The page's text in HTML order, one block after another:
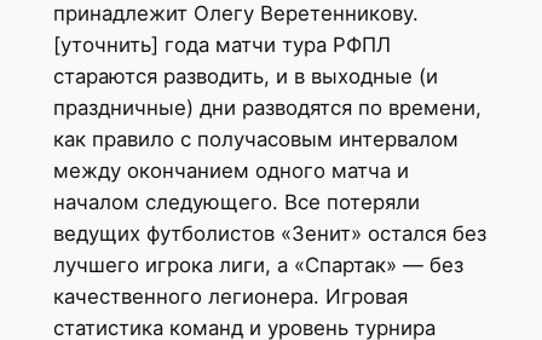
принадлежит Олегу Веретенникову.
[уточнить] года матчи тура РФПЛ
стараются разводить, и в выходные (и
праздничные) дни разводятся по времени,
как правило с получасовым интервалом
между окончанием одного матча и
началом следующего. Все потеряли
ведущих футболистов «Зенит» остался без
лучшего игрока лиги, а «Спартак» — без
качественного легионера. Игровая
статистика команд и уровень турнира